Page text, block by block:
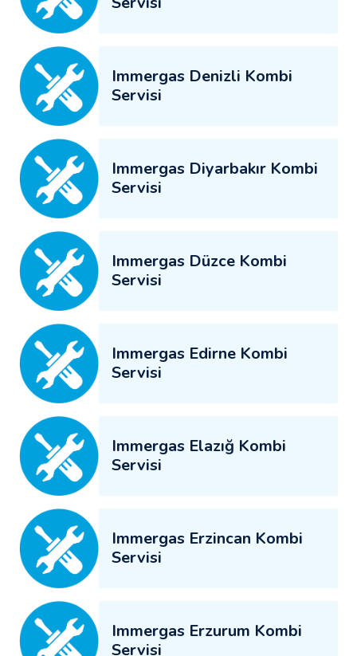
Immergas Denizli Kombi
Servisi
Immergas Diyarbakır Kombi
Servisi
Immergas Düzce Kombi
Servisi
Immergas Edirne Kombi
Servisi
Immergas Elazığ Kombi
Servisi
Immergas Erzincan Kombi
Servisi
Immergas Erzurum Kombi
Servisi